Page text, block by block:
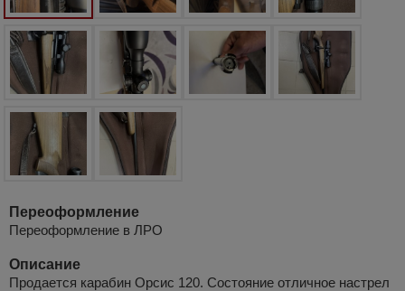
Переоформление
Переоформление в ЛРО
Описание
Продается карабин Орсис 120. Состояние отличное настрел